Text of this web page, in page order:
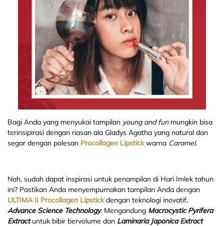
Bagi Anda yang menyukai tampilan young and funmungkin bisa
terinsipirasi dengan riasan ala Gladys Agatha yang natural dan
segar dengan polesan Procollagen Lipstickwarna Caramel.
Nah, sudah dapat inspirasi untuk penampilan di Hari Imlek tahun
ini? Pastikan Anda menyempurnakan tampilan Anda dengan
ULTIMA II Procollagen Lipstickdengan teknologi inovatif,
Advance Science Technology. Mengandung Macrocystic Pyrifera
Extractuntuk bibir bervolume dan Laminaria Japonica Extract